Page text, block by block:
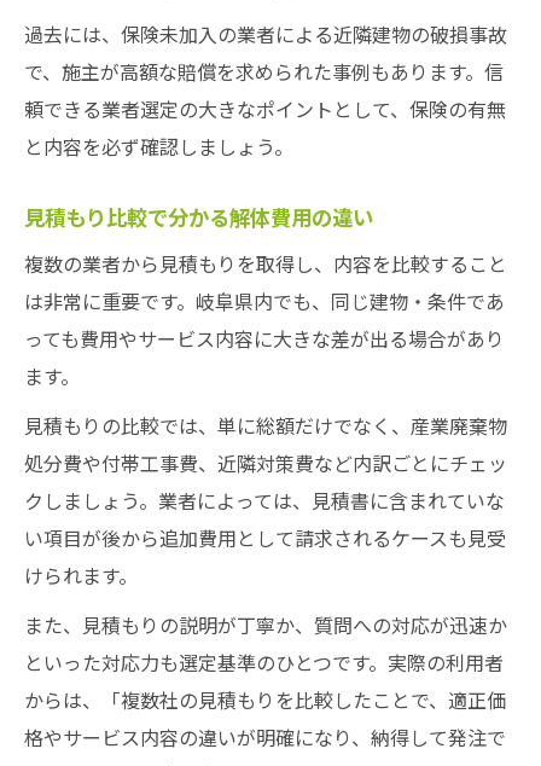
過去には、保険未加入の業者による近隣建物の破損事故
で、施主が高額な賠償を求められた事例もあります。信
頼できる業者選定の大きなポイントとして、保険の有無
と内容を必ず確認しましょう。
見積もり比較で分かる解体費用の違い
複数の業者から見積もりを取得し、内容を比較すること
は非常に重要です。岐阜県内でも、同じ建物・条件であ
っても費用やサービス内容に大きな差が出る場合があり
ます。
見積もりの比較では、単に総額だけでなく、産業廃棄物
処分費や付帯工事費、近隣対策費など内訳ごとにチェッ
クしましょう。業者によっては、見積書に含まれていな
い項目が後から追加費用として請求されるケースも見受
けられます。
また、見積もりの説明が丁寧か、質問への対応が迅速か
といった対応力も選定基準のひとつです。実際の利用者
からは、「複数社の見積もりを比較したことで、適正価
格やサービス内容の違いが明確になり、納得して発注で